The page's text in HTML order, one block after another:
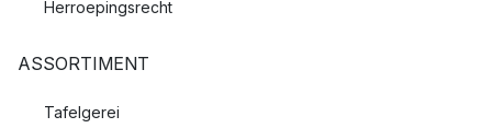
Herroepingsrecht
ASSORTIMENT
Tafelgerei